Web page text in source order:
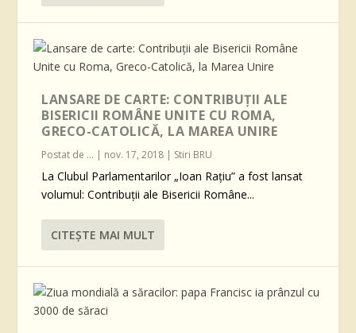
LANSARE DE CARTE: CONTRIBUȚII ALE
BISERICII ROMÂNE UNITE CU ROMA,
GRECO-CATOLICĂ, LA MAREA UNIRE
Postat de ... | nov. 17, 2018 | Stiri BRU
La Clubul Parlamentarilor „Ioan Rațiu” a fost lansat
volumul: Contribuții ale Bisericii Române...
CITEŞTE MAI MULT